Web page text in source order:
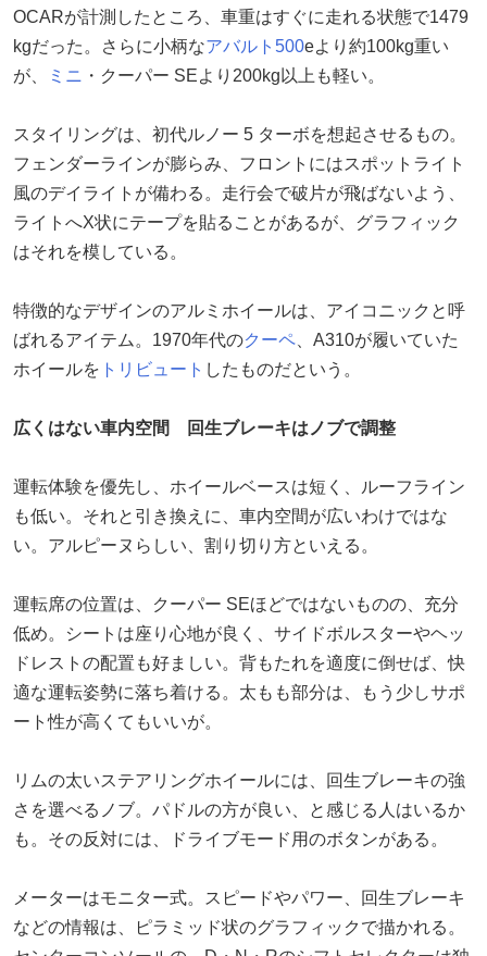
OCARが計測したところ、車重はすぐに走れる状態で1479
kgだった。さらに小柄なアバルト500eより約100kg重い
が、
ミニ ・クーパー SEより200kg以上も軽い。
スタイリングは、初代ルノー 5 ターボを想起させるもの。
フェンダーラインが膨らみ、フロントにはスポットライト
風のデイライトが備わる。走行会で破片が飛ばないよう、
ライトへX状にテープを貼ることがあるが、グラフィック
はそれを模している。
特徴的なデザインのアルミホイールは、アイコニックと呼
ばれるアイテム。1970年代のクーペ 、A310が履いていた
ホイールを トリビュート したものだという。
広くはない車内空間 回生ブレーキはノブで調整
運転体験を優先し、ホイールベースは短く、ルーフライン
も低い。それと引き換えに、車内空間が広いわけではな
い。アルピーヌらしい、割り切り方といえる。
運転席の位置は、クーパー SEほどではないものの、充分
低め。シートは座り心地が良く、サイドボルスターやヘッ
ドレストの配置も好ましい。背もたれを適度に倒せば、快
適な運転姿勢に落ち着ける。太もも部分は、もう少しサポ
ート性が高くてもいいが。
リムの太いステアリングホイールには、回生ブレーキの強
さを選べるノブ。パドルの方が良い、と感じる人はいるか
も。その反対には、ドライブモード用のボタンがある。
メーターはモニター式。スピードやパワー、回生ブレーキ
などの情報は、ピラミッド状のグラフィックで描かれる。